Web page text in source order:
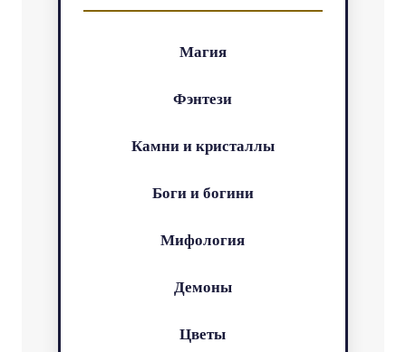
Магия
Фэнтези
Камни и кристаллы
Боги и богини
Мифология
Демоны
Цветы